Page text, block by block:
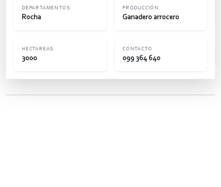
DEPARTAMENTOS
Rocha
PRODUCCIÓN
Ganadero arrocero
HECTAREAS
3000
CONTACTO
099 364 640